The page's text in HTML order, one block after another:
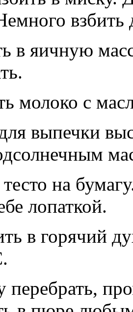
в яичную
молоко с
выпечки
на
лопаткой.
в горячий
перебрать,